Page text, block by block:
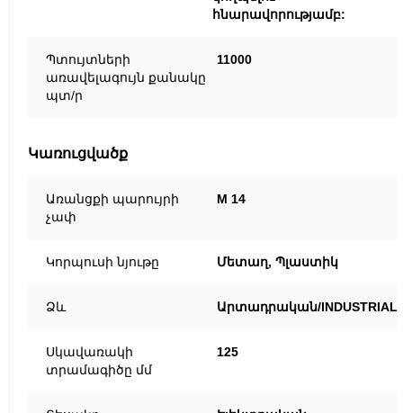
հնարավորությամբ:
Պտույտների
առավելագույն քանակը
պտ/ր
11000
Կառուցվածք
Առանցքի պարույրի
չափ
M 14
Կորպուսի նյութը Մետաղ, Պլաստիկ
Ձև Արտադրական/INDUSTRIAL
Սկավառակի
տրամագիծը մմ
125